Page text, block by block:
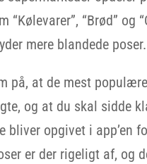
“Kølevarer”, “Brød” og
mere blandede poser.
på, at de mest
og at du skal sidde
bliver opgivet i app’en
er der rigeligt af, og